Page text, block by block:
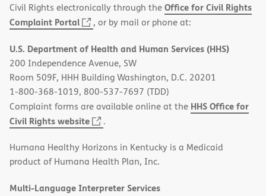
Civil Rights electronically through theOffice for Civil Rights
Complaint Portal
(opens
new
window)
, or by mail or phone at:
U.S. Department of Health and Human Services (HHS)
200 Independence Avenue, SW
Room 509F, HHH Building Washington, D.C. 20201
1-800-368-1019, 800-537-7697 (TDD)
Complaint forms are available online at the HHS Office for
Civil Rights website
(opens
new
window)
.
Humana Healthy Horizons in Kentucky is a Medicaid
product of Humana Health Plan, Inc.
Multi-Language Interpreter Services